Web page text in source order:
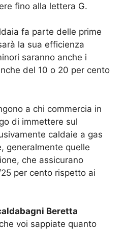
fino alla lettera G.
fa parte delle prime
la sua efficienza
saranno anche i
del 10 o 20 per cento
a chi commercia in
di immettere sul
caldaie a gas
generalmente quelle
che assicurano
per cento rispetto ai
Beretta
voi sappiate quanto